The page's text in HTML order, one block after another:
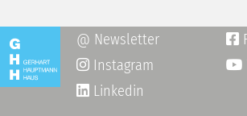
@ Newsletter 
Instagram
Linkedin